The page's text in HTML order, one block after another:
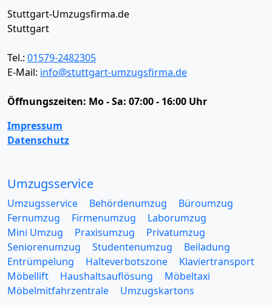
Stuttgart-Umzugsfirma.de
Stuttgart
Tel.: 01579-2482305
E-Mail: info@stuttgart-umzugsfirma.de
Öffnungszeiten: Mo - Sa: 07:00 - 16:00 Uhr
Impressum
Datenschutz
Umzugsservice
Umzugsservice Behördenumzug
Büroumzug
Fernumzug
Firmenumzug
Laborumzug
Mini Umzug
Praxisumzug
Privatumzug
Seniorenumzug
Studentenumzug
Beiladung
Entrümpelung
Halteverbotszone
Klaviertransport
Möbellift
Haushaltsauflösung
Möbeltaxi
Möbelmitfahrzentrale
Umzugskartons